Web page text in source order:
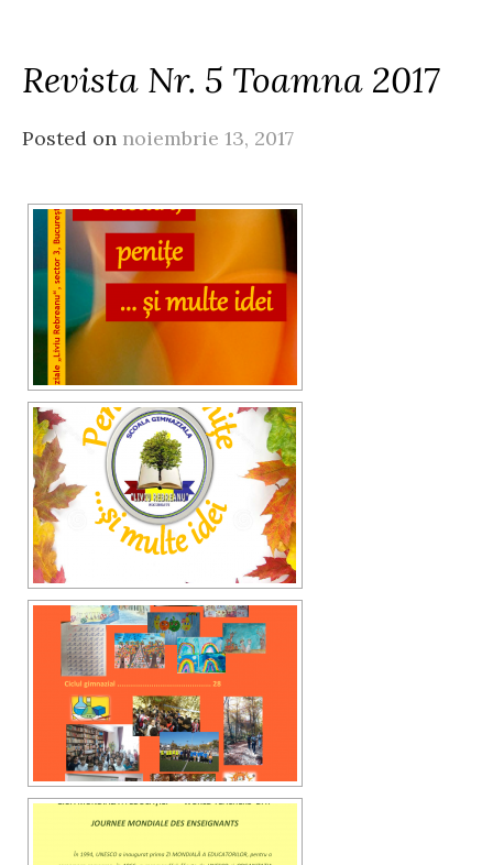
Revista Nr. 5 Toamna 2017
Posted on noiembrie 13, 2017